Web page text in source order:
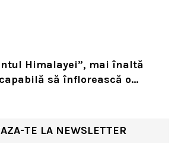
Himalayei”, mai înaltă
să înflorească o
TE LA NEWSLETTER